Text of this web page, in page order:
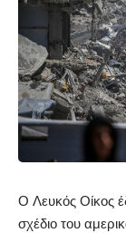
Ο Λευκός Οίκος
σχέδιο του